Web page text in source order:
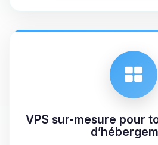
VPS sur-mesure pour